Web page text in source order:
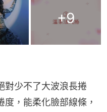
+9
對少不了大波浪長捲
，能柔化臉部線條，